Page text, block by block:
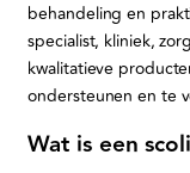
behandeling en
specialist, kliniek,
kwalitatieve
ondersteunen en te
Wat is een